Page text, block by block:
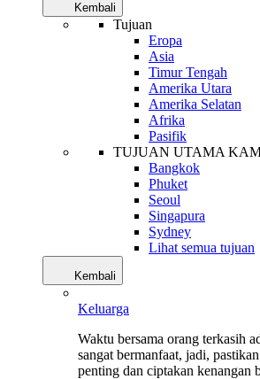
Kembali
Tujuan
Eropa
Asia
Timur Tengah
Amerika Utara
Amerika Selatan
Afrika
Pasifik
TUJUAN UTAMA
Bangkok
Phuket
Seoul
Singapura
Sydney
Lihat semua tujuan
Kembali
Keluarga
Waktu bersama orang terkasih
sangat bermanfaat, jadi,
penting dan ciptakan kenangan